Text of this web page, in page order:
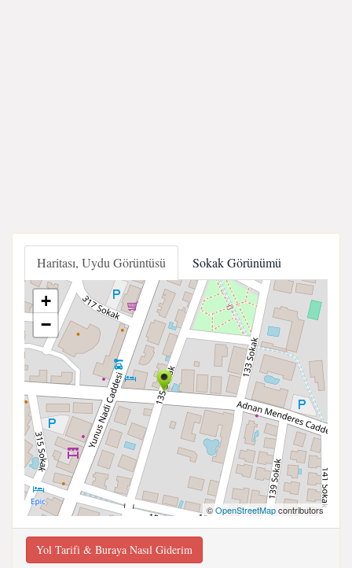
Haritası, Uydu Görüntüsü Sokak Görünümü
+
−
©OpenStreetMapcontributors
Yol Tarifi & Buraya Nasıl Giderim